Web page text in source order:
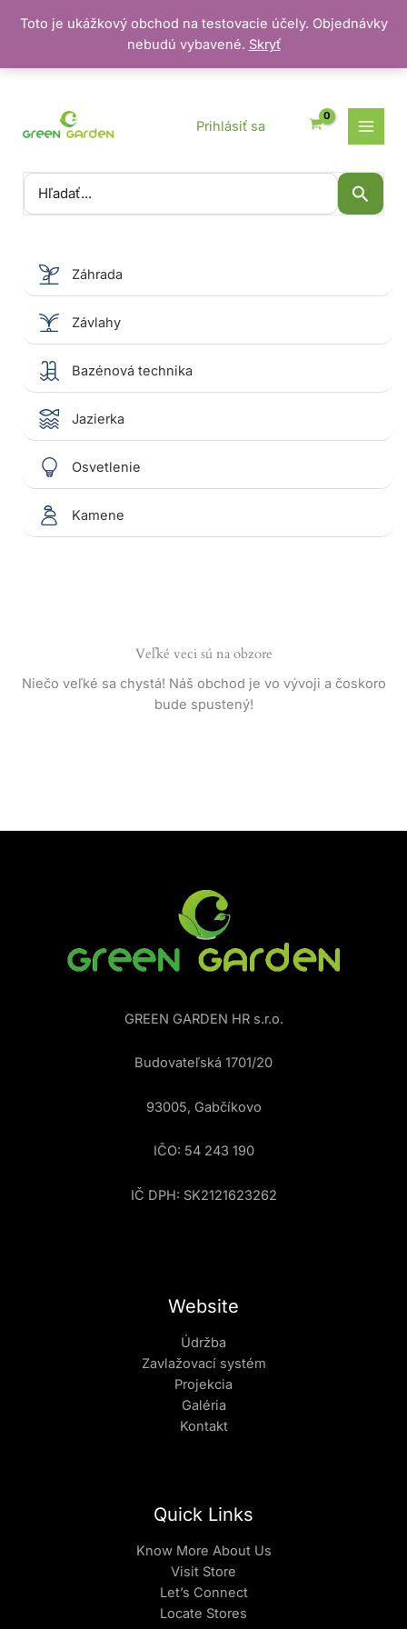
Toto je ukážkový obchod na testovacie účely. Objednávky
nebudú vybavené. Skryť
Vyhľadať:
Prihlásiť sa
Záhrada
Závlahy
Bazénová technika
Jazierka
Osvetlenie
Kamene
Veľké veci sú na obzore
Niečo veľké sa chystá! Náš obchod je vo vývoji a čoskoro
bude spustený!
GREEN GARDEN HR s.r.o.
Budovateľská 1701/20
93005, Gabčíkovo
IČO: 54 243 190
IČ DPH: SK2121623262
Website
Údržba
Zavlažovací systém
Projekcia
Galéria
Kontakt
Quick Links
Know More About Us
Visit Store
Let’s Connect
Locate Stores